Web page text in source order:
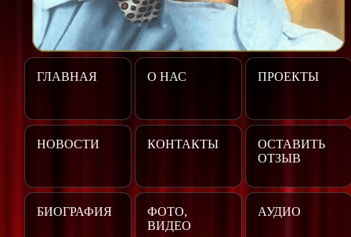
ГЛАВНАЯ О НАС ПРОЕКТЫ
НОВОСТИ КОНТАКТЫ
ОСТАВИТЬ
ОТЗЫВ
БИОГРАФИЯ
ФОТО,
ВИДЕО
АУДИО